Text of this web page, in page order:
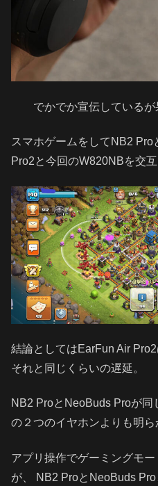
でかでか宣伝している
スマホゲームをしてNB2
Pro2と今回のW820NBを交
結論としてはEarFun Air
それと同じくらいの遅延。
NB2 ProとNeoBuds Proが同
の２つのイヤホンよりも明ら
アプリ操作でゲーミングモ
が、 NB2 ProとNeoBuds